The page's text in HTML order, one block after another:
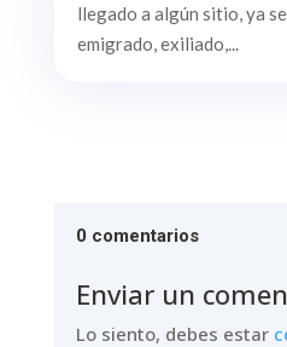
llegado a algún sitio, ya
emigrado, exiliado,...
0 comentarios
Enviar un
Lo siento, debes estar